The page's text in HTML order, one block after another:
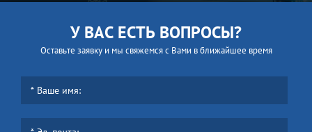
У ВАС ЕСТЬ ВОПРОСЫ?
Оставьте заявку и мы свяжемся с Вами в ближайшее время